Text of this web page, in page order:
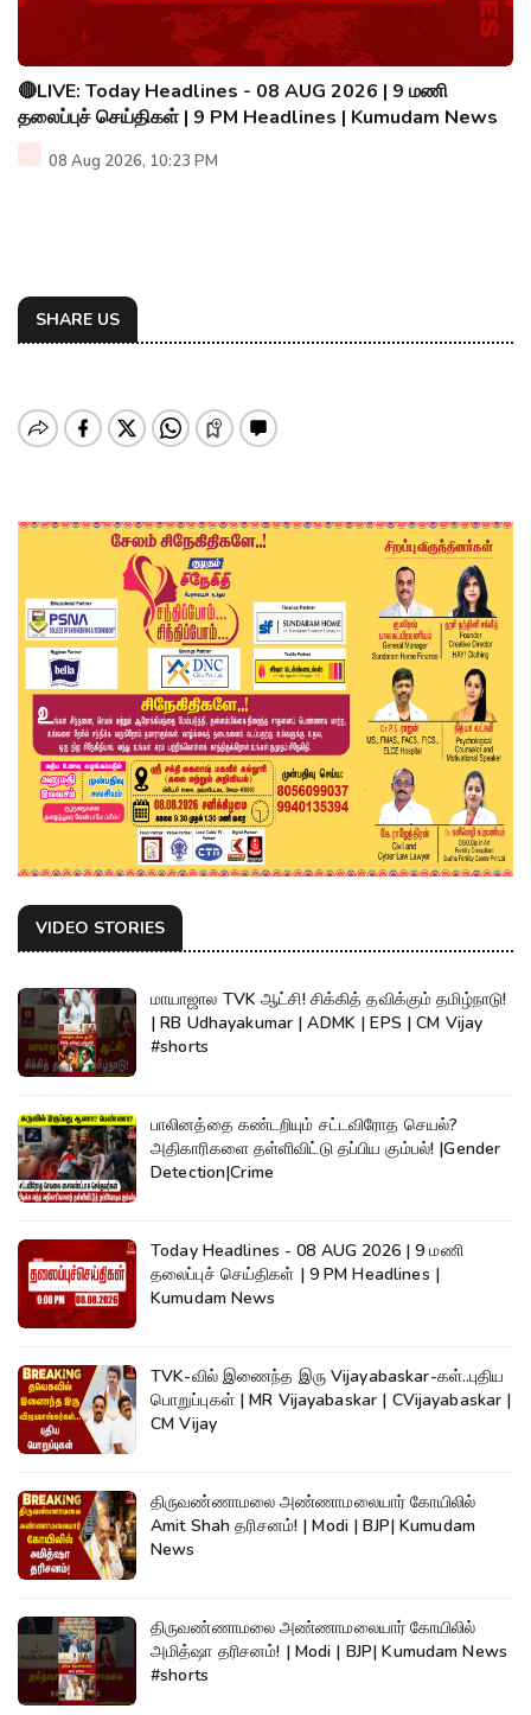
🔴LIVE: Today Headlines - 08 AUG 2026 | 9 மணி
தலைப்புச் செய்திகள் | 9 PM Headlines | Kumudam News
08 Aug 2026, 10:23 PM
SHARE US
VIDEO STORIES
மாயாஜால TVK ஆட்சி! சிக்கித் தவிக்கும் தமிழ்நாடு!
| RB Udhayakumar | ADMK | EPS | CM Vijay
#shorts
பாலினத்தை கண்டறியும் சட்டவிரோத செயல்?
அதிகாரிகளை தள்ளிவிட்டு தப்பிய கும்பல்! |Gender
Detection|Crime
Today Headlines - 08 AUG 2026 | 9 மணி
தலைப்புச் செய்திகள் | 9 PM Headlines |
Kumudam News
TVK-வில் இணைந்த இரு Vijayabaskar-கள்..புதிய
பொறுப்புகள் | MR Vijayabaskar | CVijayabaskar |
CM Vijay
திருவண்ணாமலை அண்ணாமலையார் கோயிலில்
Amit Shah தரிசனம்! | Modi | BJP| Kumudam
News
திருவண்ணாமலை அண்ணாமலையார் கோயிலில்
அமித்ஷா தரிசனம்! | Modi | BJP| Kumudam News
#shorts